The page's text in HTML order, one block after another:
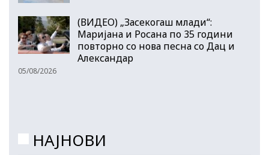
(ВИДЕО) „Засекогаш млади“:
Маријана и Росана по 35 години
повторно со нова песна со Дац и
Александар
05/08/2026
НАЈНОВИ